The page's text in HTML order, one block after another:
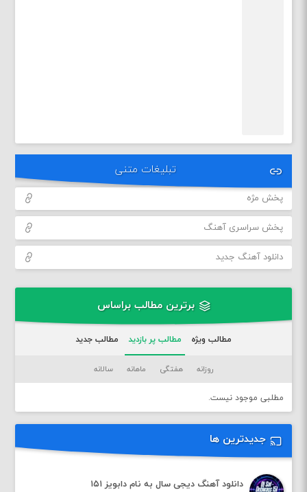
تبلیغات متنی
پخش مژه
پخش سراسری آهنگ
دانلود آهنگ جدید
برترین مطالب براساس
مطالب ویژه مطالب پر بازدید مطالب جدید
روزانه هفتگی ماهانه سالانه
مطلبی موجود نیست.
جدیدترین ها
دانلود آهنگ دیجی سال به نام دابویز ۱۵۱